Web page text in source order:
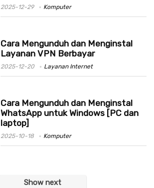
2025-12-29 Komputer
Cara Mengunduh dan Menginstal
Layanan VPN Berbayar
2025-12-20 Layanan Internet
Cara Mengunduh dan Menginstal
WhatsApp untuk Windows [PC dan
laptop]
2025-10-18 Komputer
Show next